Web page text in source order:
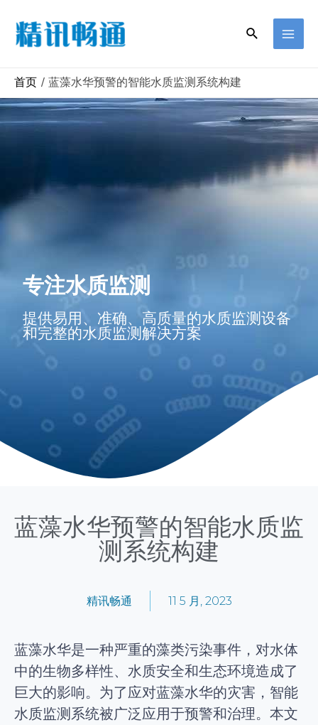
首页 蓝藻水华预警的智能水质监测系统构建
专注水质监测
提供易用、准确、高质量的水质监测设备
和完整的水质监测解决方案
蓝藻水华预警的智能水质监
测系统构建
精讯畅通 11 5 月, 2023
蓝藻水华是一种严重的藻类污染事件，对水体
中的生物多样性、水质安全和生态环境造成了
巨大的影响。为了应对蓝藻水华的灾害，智能
水质监测系统被广泛应用于预警和治理。本文